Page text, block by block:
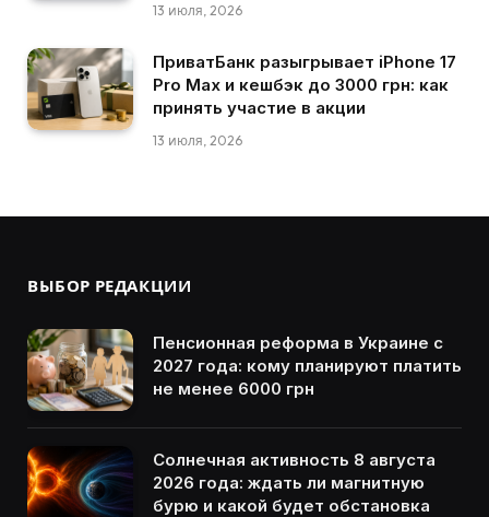
13 июля, 2026
ПриватБанк разыгрывает iPhone 17
Pro Max и кешбэк до 3000 грн: как
принять участие в акции
13 июля, 2026
ВЫБОР РЕДАКЦИИ
Пенсионная реформа в Украине с
2027 года: кому планируют платить
не менее 6000 грн
Солнечная активность 8 августа
2026 года: ждать ли магнитную
бурю и какой будет обстановка